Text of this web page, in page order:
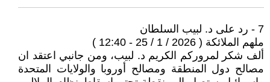
7 - رد على د. لبيب السلطان
ملهم الملائكة ( 2026 / 1 / 25 - 12:40 )
ألف شكر لمروركم الكريم د. لبيب، ومن جانبي اعتقد ان
مصالح دول المنطقة ومصالح أوروبا والولايات المتحدة